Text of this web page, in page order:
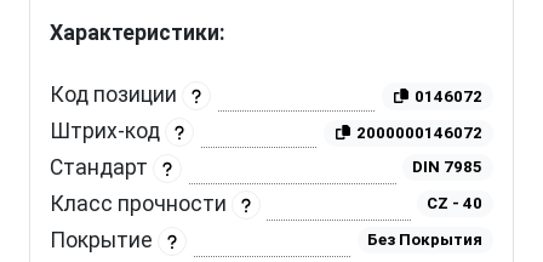
Характеристики:
Код позиции 0146072
Штрих-код 2000000146072
Стандарт DIN 7985
Класс прочности CZ - 40
Покрытие Без Покрытия